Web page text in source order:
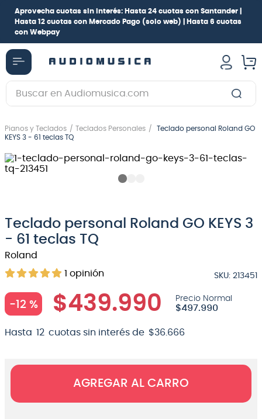
Aprovecha cuotas sin interés: Hasta 24 cuotas con Santander |
Hasta 12 cuotas con Mercado Pago (solo web) |
Hasta 6 cuotas
con Webpay
Buscar en Audiomusica.com
Pianos y Teclados Teclados Personales
Teclado personal Roland GO
KEYS 3 - 61 teclas TQ
Teclado personal Roland GO KEYS 3
- 61 teclas TQ
Roland
1 opinión SKU: 213451
-12 % $439.990 $497.990
Hasta 12 cuotas sin interés de $36 666
AGREGAR AL CARRO
1.
guitarra electrica
2.
bajo
5
amplificador
6.
guitarra
7.
teclado
8.
bateria
9.
micrófono